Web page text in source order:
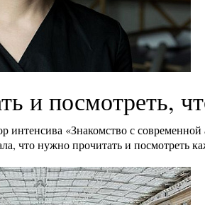
и посмотреть,
интенсива «Знакомство с
что нужно прочитать и посмотреть